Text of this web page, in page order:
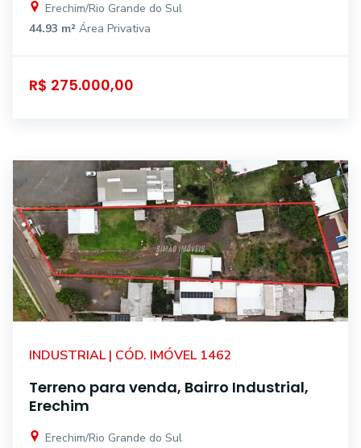
Erechim/Rio Grande do Sul
44.93 m² Área Privativa
R$ 275.000,00
INDUSTRIAL | CÓD. IMÓVEL 1462
Terreno para venda, Bairro Industrial,
Erechim
Erechim/Rio Grande do Sul